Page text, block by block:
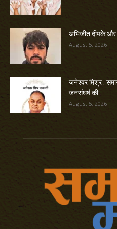
अभिजीत दीपके और
August 5, 2026
जनेश्वर मिश्र :
जनसंघर्ष की...
August 5, 2026